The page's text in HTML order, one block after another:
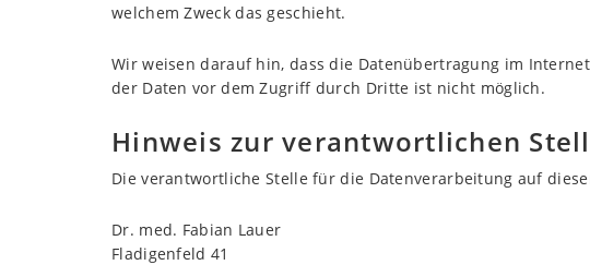
welchem Zweck das geschieht.
Wir weisen darauf hin, dass die Datenübertragung im
der Daten vor dem Zugriff durch Dritte ist nicht möglich.
Hinweis zur verantwortlichen
Die verantwortliche Stelle für die Datenverarbeitung auf
Dr. med. Fabian Lauer
Fladigenfeld 41